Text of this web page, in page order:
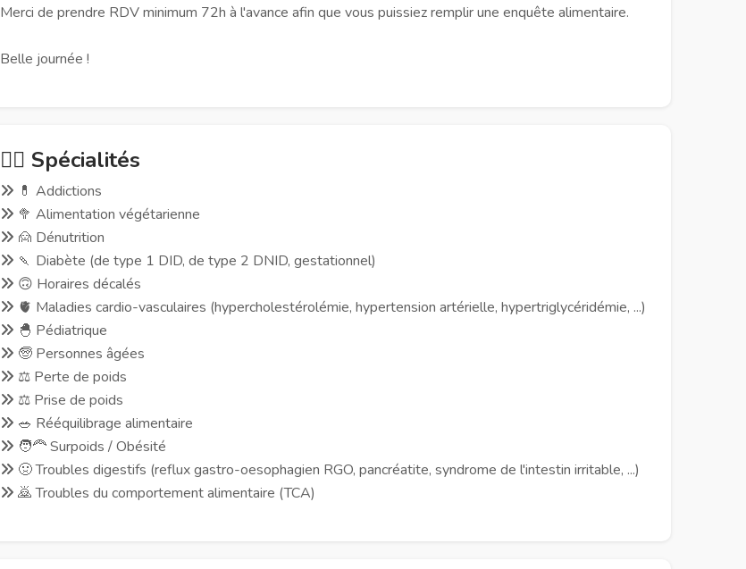
Merci de prendre RDV minimum 72h à l'avance afin que vous puissiez remplir une enquête alimentaire.
Belle journée !
🧑‍⚕️ Spécialités
💊 Addictions
🥦 Alimentation végétarienne
🙍 Dénutrition
🍡 Diabète (de type 1 DID, de type 2 DNID, gestationnel)
🙃 Horaires décalés
🫀 Maladies cardio-vasculaires (hypercholestérolémie, hypertension artérielle, hypertriglycéridémie, ...)
🐣 Pédiatrique
🧓 Personnes âgées
⚖️ Perte de poids
⚖️ Prise de poids
🥗 Rééquilibrage alimentaire
🧑‍🦰 Surpoids / Obésité
🤢 Troubles digestifs (reflux gastro-oesophagien RGO, pancréatite, syndrome de l'intestin irritable, ...)
🙇 Troubles du comportement alimentaire (TCA)